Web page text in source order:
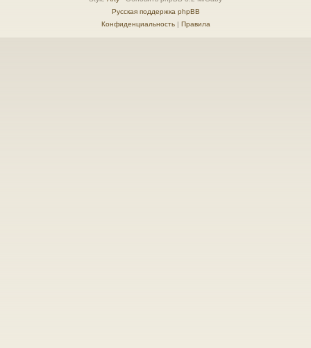
Русская поддержка phpBB
Конфиденциальность| Правила